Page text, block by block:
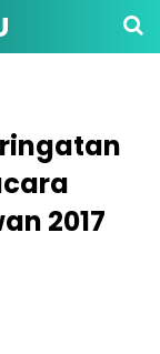
2017